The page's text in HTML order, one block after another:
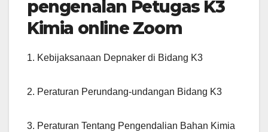
pengenalan Petugas K3
Kimia online Zoom
1. Kebijaksanaan Depnaker di Bidang K3
2. Peraturan Perundang-undangan Bidang K3
3. Peraturan Tentang Pengendalian Bahan Kimia